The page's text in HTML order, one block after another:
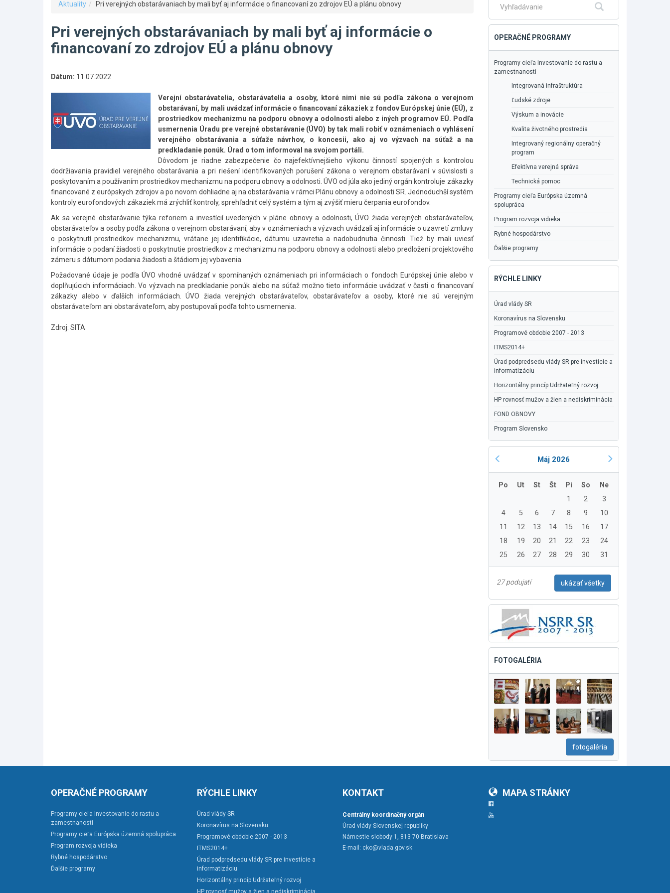
Aktuality Pri verejných obstarávaniach by mali byť aj informácie o financovaní zo zdrojov EÚ a plánu obnovy
Pri verejných obstarávaniach by mali byť aj informácie o
financovaní zo zdrojov EÚ a plánu obnovy
Dátum: 11.07.2022
Verejní obstarávatelia, obstarávatelia a osoby, ktoré nimi nie sú podľa zákona o verejnom
obstarávaní, by mali uvádzať informácie o financovaní zákaziek z fondov Európskej únie (EÚ), z
prostriedkov mechanizmu na podporu obnovy a odolnosti alebo z iných programov EÚ. Podľa
usmernenia Úradu pre verejné obstarávanie (ÚVO) by tak mali robiť v oznámeniach o vyhlásení
verejného obstarávania a súťaže návrhov, o koncesii, ako aj vo výzvach na súťaž a na
predkladanie ponúk. Úrad o tom informoval na svojom portáli.
Dôvodom je riadne zabezpečenie čo najefektívnejšieho výkonu činností spojených s kontrolou
dodržiavania pravidiel verejného obstarávania a pri riešení identifikovaných porušení zákona o verejnom obstarávaní v súvislosti s
poskytovaním a používaním prostriedkov mechanizmu na podporu obnovy a odolnosti. ÚVO od júla ako jediný orgán kontroluje zákazky
financované z európskych zdrojov a po novom dohliadne aj na obstarávania v rámci Plánu obnovy a odolnosti SR. Jednoduchší systém
kontroly eurofondových zákaziek má zrýchliť kontroly, sprehľadniť celý systém a tým aj zvýšiť mieru čerpania eurofondov.
Ak sa verejné obstarávanie týka reforiem a investícií uvedených v pláne obnovy a odolnosti, ÚVO žiada verejných obstarávateľov,
obstarávateľov a osoby podľa zákona o verejnom obstarávaní, aby v oznámeniach a výzvach uvádzali aj informácie o uzavretí zmluvy
o poskytnutí prostriedkov mechanizmu, vrátane jej identifikácie, dátumu uzavretia a nadobudnutia činnosti. Tiež by mali uviesť
informácie o podaní žiadosti o poskytnutie prostriedkov z mechanizmu na podporu obnovy a odolnosti alebo predložení projektového
zámeru s dátumom podania žiadosti a štádiom jej vybavenia.
Požadované údaje je podľa ÚVO vhodné uvádzať v spomínaných oznámeniach pri informáciach o fondoch Európskej únie alebo v
doplňujúcich informáciach. Vo výzvach na predkladanie ponúk alebo na súťaž možno tieto informácie uvádzať v časti o financovaní
zákazky alebo v ďalších informáciach. ÚVO žiada verejných obstarávateľov, obstarávateľov a osoby, ktoré nie sú verejným
obstarávateľom ani obstarávateľom, aby postupovali podľa tohto usmernenia.
Zdroj: SITA
Fulltextové
OPERAČNÉ PROGRAMY
Programy cieľa Investovanie do rastu a
zamestnanosti
Integrovaná infraštruktúra
Ľudské zdroje
Výskum a inovácie
Kvalita životného prostredia
Integrovaný regionálny operačný
program
Efektívna verejná správa
Technická pomoc
Programy cieľa Európska územná
spolupráca
Program rozvoja vidieka
Rybné hospodárstvo
Ďalšie programy
RÝCHLE LINKY
Úrad vlády SR
Koronavírus na Slovensku
Programové obdobie 2007 - 2013
ITMS2014+
Úrad podpredsedu vlády SR pre investície a
informatizáciu
Horizontálny princíp Udržateľný rozvoj
HP rovnosť mužov a žien a nediskriminácia
FOND OBNOVY
Program Slovensko
Máj 2026
Po Ut St Št Pi So
Ne
1
2
3
4
5 6 7 8 9
10
11
12 13 14 15 16
17
18
19 20 21 22 23
24
25
26 27 28 29 30 31
27 podujatí ukázať všetky
FOTOGALÉRIA
fotogaléria
OPERAČNÉ PROGRAMY
Programy cieľa Investovanie do rastu a
zamestnanosti
Programy cieľa Európska územná spolupráca
Program rozvoja vidieka
Rybné hospodárstvo
Ďalšie programy
RÝCHLE LINKY
Úrad vlády SR
Koronavírus na Slovensku
Programové obdobie 2007 - 2013
ITMS2014+
Úrad podpredsedu vlády SR pre investície a
informatizáciu
Horizontálny princíp Udržateľný rozvoj
HP rovnosť mužov a žien a nediskriminácia
KONTAKT
Centrálny koordinačný orgán
Úrad vlády Slovenskej republiky
Námestie slobody 1, 813 70 Bratislava
E-mail: cko@vlada.gov.sk
MAPA STRÁNKY
Facebook
YouTube